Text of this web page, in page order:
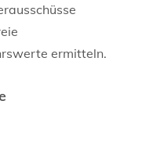
ermitteln.